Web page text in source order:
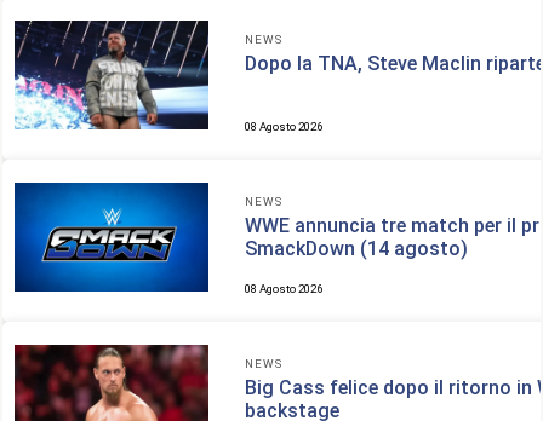
NEWS
Dopo la TNA, Steve Maclin
08 Agosto 2026
NEWS
WWE annuncia tre match per il
SmackDown (14 agosto)
08 Agosto 2026
NEWS
Big Cass felice dopo il ritorno in
backstage